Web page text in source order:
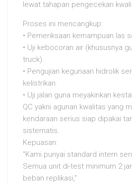
lewat tahapan pengecekan
Proses ini mencangkup:
• Pemeriksaan kemampuan las
• Uji kebocoran air (khususnya
truck).
• Pengujian kegunaan hidrolik
kelistrikan.
• Uji jalan guna meyakinkan
QC yakni agunan kwalitas yang
kendaraan serius siap dipakai
sistematis.
Kepuasan:
“Kami punyai standard intern
Semua unit di-test minimum 2
beban replikasi,”